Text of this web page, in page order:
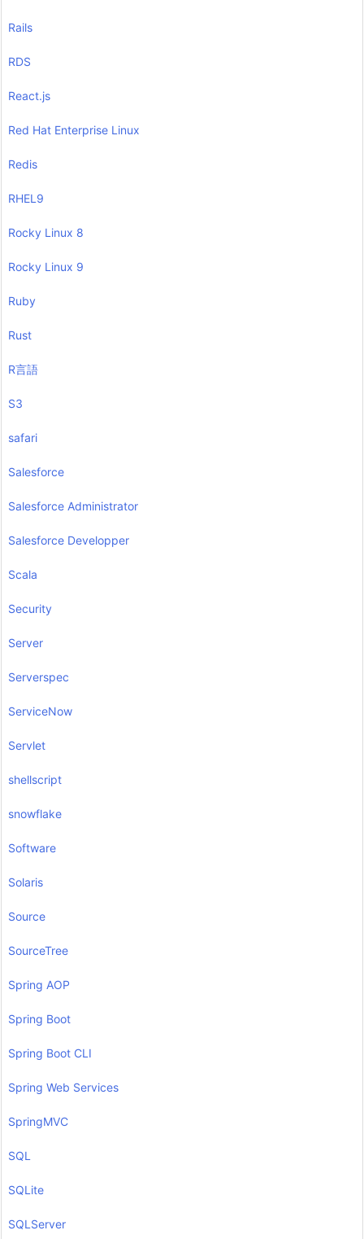
Rails
RDS
React.js
Red Hat Enterprise Linux
Redis
RHEL9
Rocky Linux 8
Rocky Linux 9
Ruby
Rust
R言語
S3
safari
Salesforce
Salesforce Administrator
Salesforce Developper
Scala
Security
Server
Serverspec
ServiceNow
Servlet
shellscript
snowflake
Software
Solaris
Source
SourceTree
Spring AOP
Spring Boot
Spring Boot CLI
Spring Web Services
SpringMVC
SQL
SQLite
SQLServer